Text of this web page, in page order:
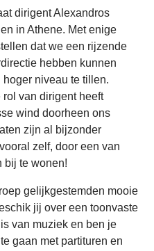
dirigent Alexandros
in Athene. Met enige
dat we een rijzende
hebben kunnen
niveau te tillen.
van dirigent heeft
wind doorheen ons
zijn al bijzonder
zelf, door een van
bij te wonen!
gelijkgestemden mooie
jij over een toonvaste
van muziek en ben je
gaan met partituren en